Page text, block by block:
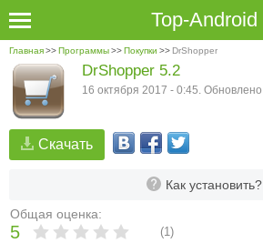
Top-Android
Главная>>Программы>>Покупки >> DrShopper
Скачать
Как установить?
Общая оценка:
5 (1)
DrShopper 5.2
16 октября 2017 - 0:45. Обновлено